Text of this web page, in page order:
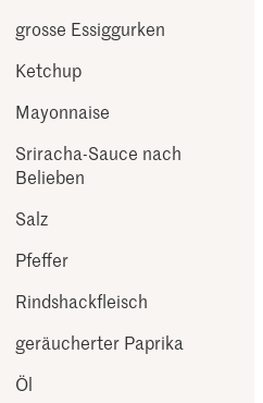
grosse Essiggurken
Ketchup
Mayonnaise
Sriracha-Sauce nach
Belieben
Salz
Pfeffer
Rindshackfleisch
geräucherter Paprika
Öl